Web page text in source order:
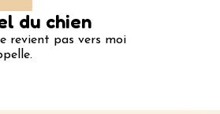
du chien
revient pas vers moi